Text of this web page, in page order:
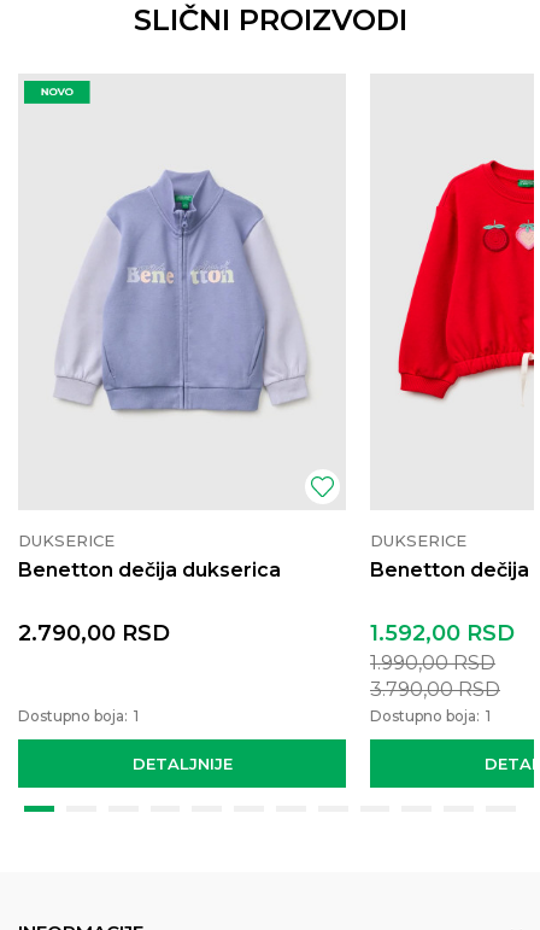
SLIČNI PROIZVODI
DUKSERICE
Benetton dečija dukserica
DETALJNIJE
2.790,00 RSD
Dostupno boja: 1
DUKSERICE
Benetton dečija
1.592,00 RSD
1.990,00RSD
3.790,00RSD
Dostupno boja: 1